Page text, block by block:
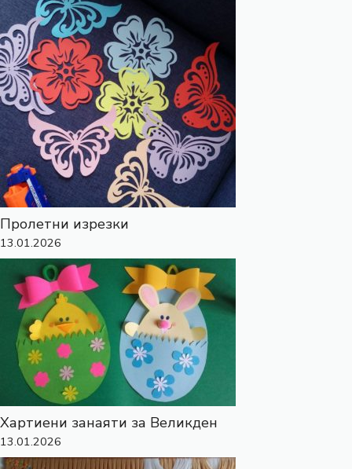
Пролетни изрезки
13.01.2026
Хартиени занаяти за Великден
13.01.2026